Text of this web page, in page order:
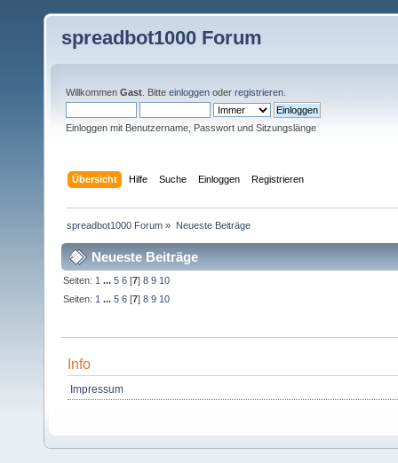
spreadbot1000 Forum
Willkommen Gast . Bitte einloggen oder registrieren
Einloggen mit Benutzername, Passwort und Sitzungslänge
Übersicht Hilfe Suche Einloggen Registrieren
spreadbot1000 Forum » Neueste Beiträge
Neueste Beiträge
Seiten: 1 ...5 6 [7]8 9 10
Seiten: 1 ...5 6 [7]8 9 10
Info
Impressum